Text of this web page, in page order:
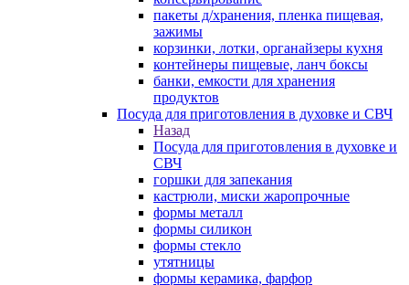
пакеты д/хранения, пленка пищевая,
зажимы
корзинки, лотки, органайзеры кухня
контейнеры пищевые, ланч боксы
банки, емкости для хранения
продуктов
Посуда для приготовления в духовке и СВЧ
Назад
Посуда для приготовления в духовке и
СВЧ
горшки для запекания
кастрюли, миски жаропрочные
формы металл
формы силикон
формы стекло
утятницы
формы керамика, фарфор